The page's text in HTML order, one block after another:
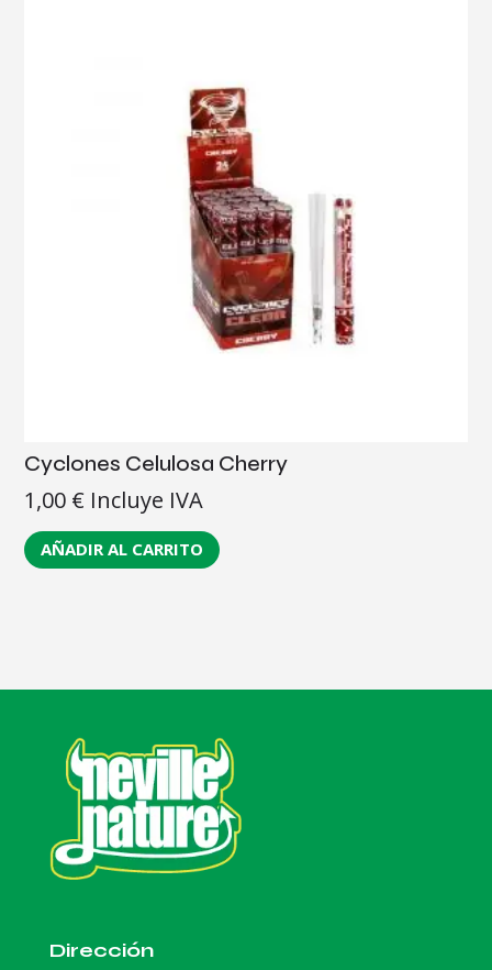
Cyclones Celulosa Cherry
1,00 € Incluye IVA
AÑADIR AL CARRITO
Dirección